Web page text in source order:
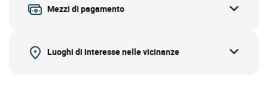
Mezzi di pagamento
Luoghi di interesse nelle vicinanze